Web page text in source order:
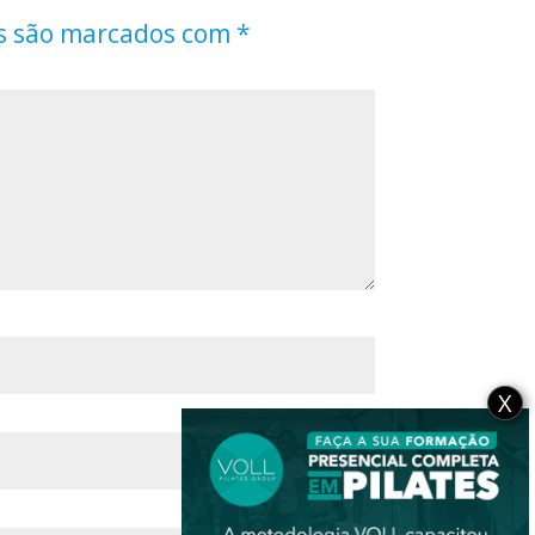
marcados com *
X